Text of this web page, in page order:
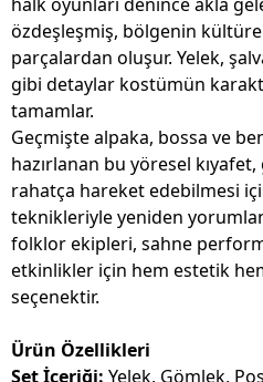
özdeşleşmiş, bölgenin
parçalardan oluşur. Yelek,
gibi detaylar kostümün
tamamlar.
Geçmişte alpaka, bossa ve
hazırlanan bu yöresel
rahatça hareket edebilmesi
teknikleriyle yeniden
folklor ekipleri, sahne
etkinlikler için hem estetik
seçenektir.
Ürün Özellikleri
Set İçeriği: Yelek, Gömlek,